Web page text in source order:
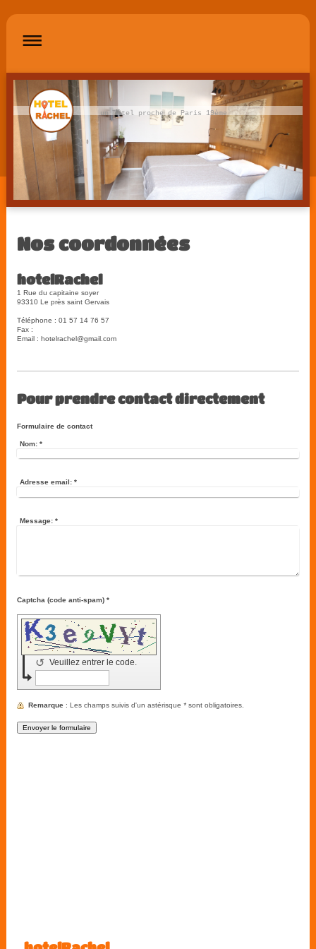
un hôtel proche de Paris 19ème
Nos coordonnées
hotelRachel
1 Rue du capitaine soyer
93310 Le près saint Gervais
Téléphone : 01 57 14 76 57
Fax :
Email : hotelrachel@gmail.com
Pour prendre contact directement
Formulaire de contact
Nom:*
Adresse email:*
Message:*
Captcha (code anti-spam) *
Veuillez entrer le code.
↺
Remarque : Les champs suivis d'un astérisque *sont obligatoires.